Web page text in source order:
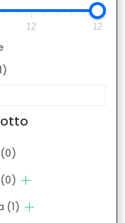
12 12
(0)
(0)
(1)